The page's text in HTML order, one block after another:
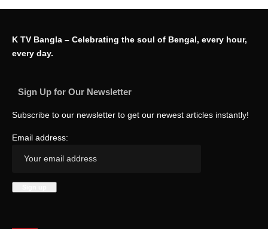
K TV Bangla – Celebrating the soul of Bengal, every hour,
every day.
Sign Up for Our Newsletter
Subscribe to our newsletter to get our newest articles instantly!
Email address: